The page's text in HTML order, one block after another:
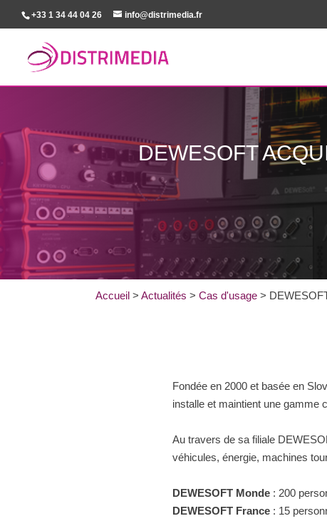
+33 1 34 44 04 26 info@distrimedia.fr
DEWESOFT
Accueil >Actualités >Cas d'usage >
Fondée en 2000 et basée en
installe et maintient une gamme
Au travers de sa filiale
véhicules, énergie, machines
DEWESOFT Monde: 200
DEWESOFT France: 15